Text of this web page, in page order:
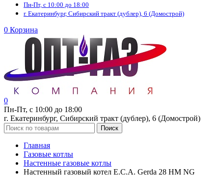
Пн-Пт, с 10:00 до 18:00
г. Екатеринбург, Сибирский тракт (дублер), 6 (Домострой)
0 Корзина
0
Пн-Пт, с 10:00 до 18:00
г. Екатеринбург, Сибирский тракт (дублер), 6 (Домострой)
Поиск
Главная
Газовые котлы
Настенные газовые котлы
Настенный газовый котел E.C.A. Gerda 28 HM NG